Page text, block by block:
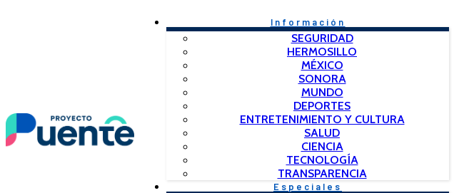
Información
SEGURIDAD
HERMOSILLO
MÉXICO
SONORA
MUNDO
DEPORTES
ENTRETENIMIENTO Y CULTURA
SALUD
CIENCIA
TECNOLOGÍA
TRANSPARENCIA
Especiales